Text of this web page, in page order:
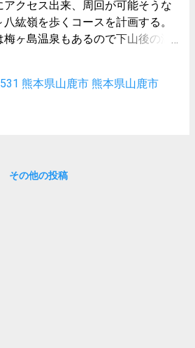
アクセス出来、周回が可能そうな
八紘嶺を歩くコースを計画する。
梅ヶ島温泉もあるので下山後の温
熊本県山鹿市 熊本県山鹿市
その他の投稿